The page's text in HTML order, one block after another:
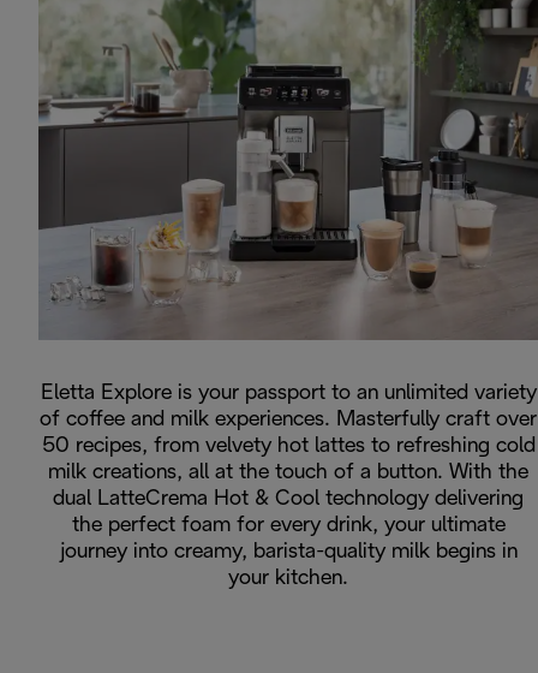
Eletta Explore is your passport to an unlimited variety
of coffee and milk experiences. Masterfully craft over
50 recipes, from velvety hot lattes to refreshing cold
milk creations, all at the touch of a button. With the
dual LatteCrema Hot & Cool technology delivering
the perfect foam for every drink, your ultimate
journey into creamy, barista-quality milk begins in
your kitchen.